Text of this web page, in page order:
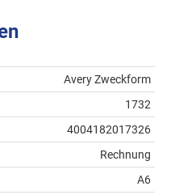
Avery Zweckform
1732
4004182017326
Rechnung
A6